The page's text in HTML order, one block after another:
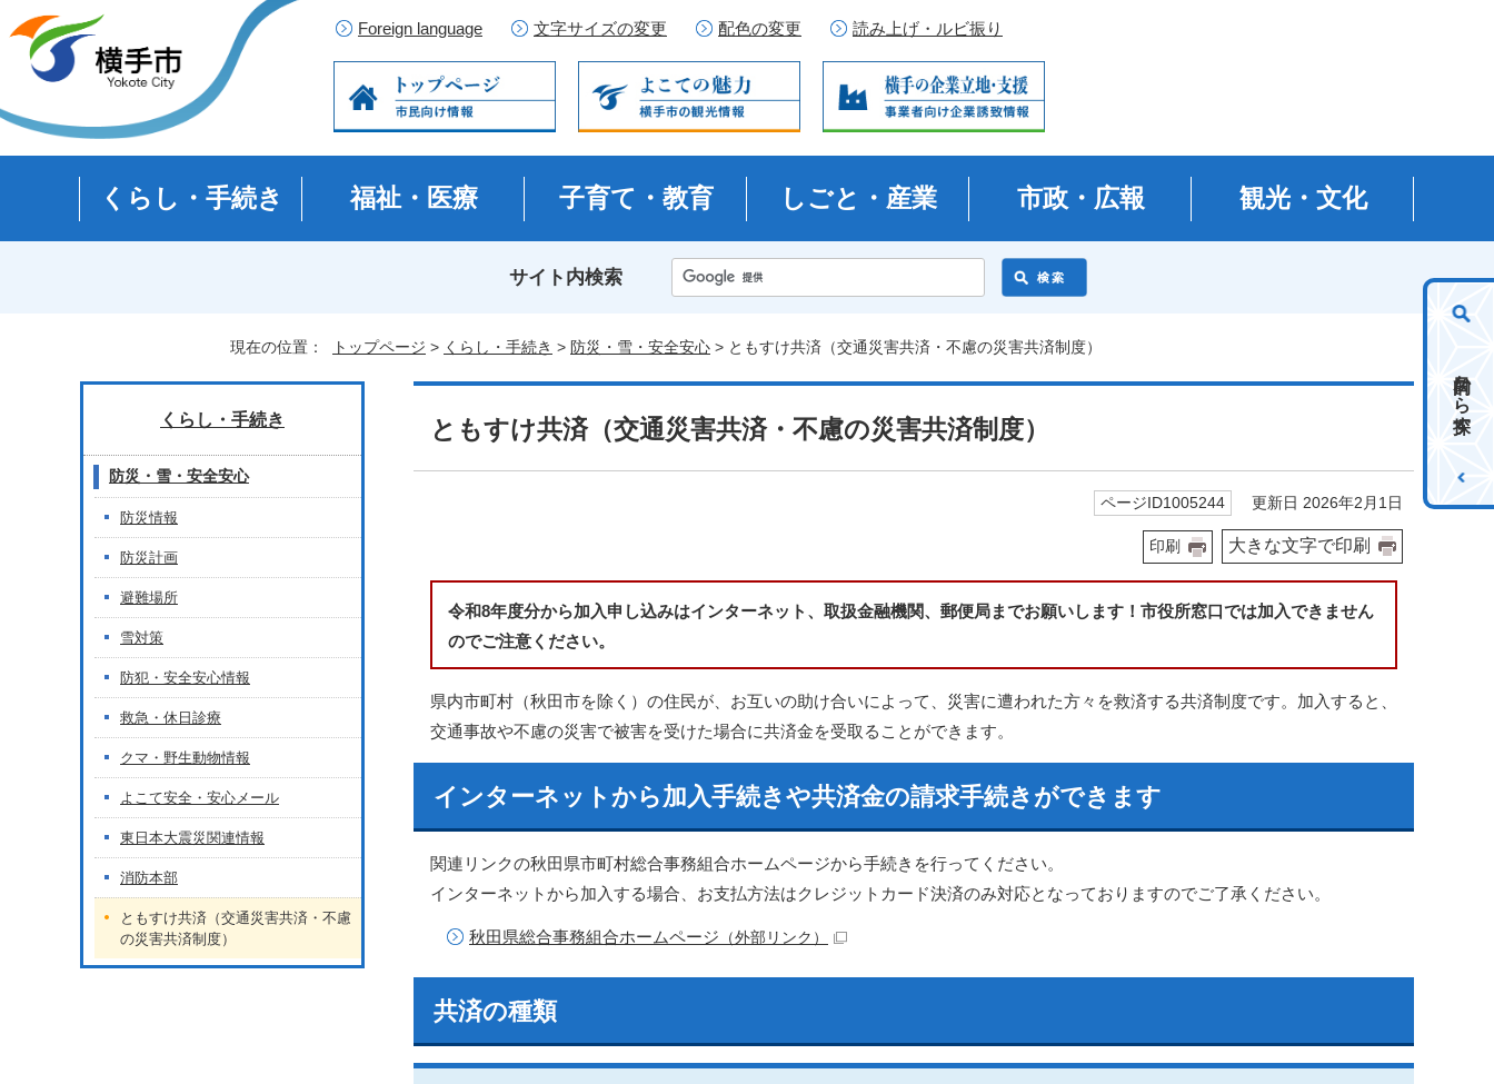
Foreign language 文字サイズの変更 配色の変更 読み上げ・ルビ振り
くらし・手続き 福祉・医療 子育て・教育 しごと・産業 市政・広報 観光・文化
サイト内検索
目的から探す
現在の位置： トップページ > くらし・手続き > 防災・雪・安全安心 > ともすけ共済（交通災害共済・不慮の災害共済制度）
ともすけ共済（交通災害共済・不慮の災害共済制度）
ページID1005244 更新日 2026年2月1日
印刷 大きな文字で印刷
令和8年度分から加入申し込みはインターネット、取扱金融機関、郵便局までお願いします！市役所窓口では加入できません
のでご注意ください。
県内市町村（秋田市を除く）の住民が、お互いの助け合いによって、災害に遭われた方々を救済する共済制度です。加入すると、
交通事故や不慮の災害で被害を受けた場合に共済金を受取ることができます。
インターネットから加入手続きや共済金の請求手続きができます
関連リンクの秋田県市町村総合事務組合ホームページから手続きを行ってください。
インターネットから加入する場合、お支払方法はクレジットカード決済のみ対応となっておりますのでご了承ください。
秋田県総合事務組合ホームページ （外部リンク）
共済の種類
くらし・手続き
防災・雪・安全安心
防災情報
防災計画
避難場所
雪対策
防犯・安全安心情報
救急・休日診療
クマ・野生動物情報
よこて安全・安心メール
東日本大震災関連情報
消防本部
ともすけ共済（交通災害共済・不慮
の災害共済制度）